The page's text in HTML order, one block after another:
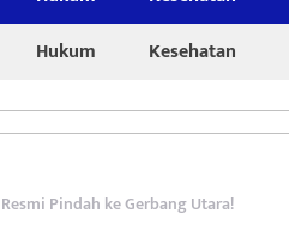
Hukum Kesehatan
Pindah ke Gerbang Utara!